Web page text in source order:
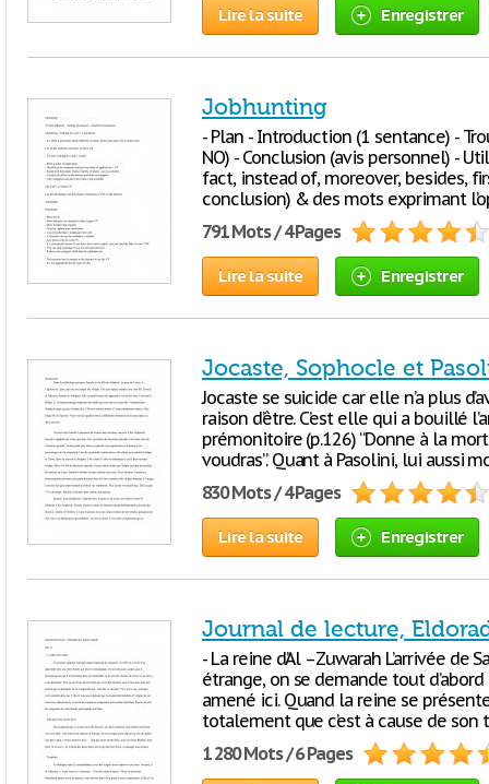
Lire la suite Enregistrer
Jobhunting
- Plan - Introduction (1 sentance) -
NO) - Conclusion (avis personnel) -
fact, instead of, moreover, besides,
conclusion) & des mots exprimant
791 Mots / 4 Pages
Lire la suite Enregistrer
Jocaste, Sophocle et
Jocaste se suicide car elle n’a plus
raison d’être. C’est elle qui a bouillé
prémonitoire (p.126) “Donne à la
voudras”. Quant à Pasolini, lui aussi
830 Mots / 4 Pages
Lire la suite Enregistrer
Journal de lecture,
- La reine d’Al –Zuwarah L’arrivée
étrange, on se demande tout
amené ici. Quand la reine se
totalement que c’est à cause de
1 280 Mots / 6 Pages